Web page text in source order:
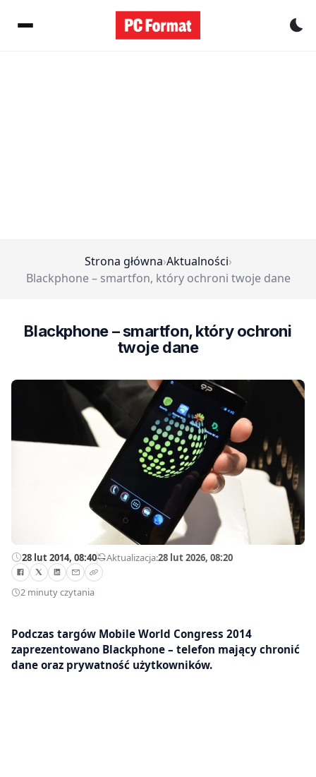
Strona główna›Aktualności›
Blackphone – smartfon, który ochroni twoje dane
Blackphone – smartfon, który ochroni
twoje dane
28 lut 2014, 08:40—Aktualizacja:28 lut 2026, 08:20
2 minuty czytania
Podczas targów Mobile World Congress 2014
zaprezentowano Blackphone – telefon mający chronić
dane oraz prywatność użytkowników.